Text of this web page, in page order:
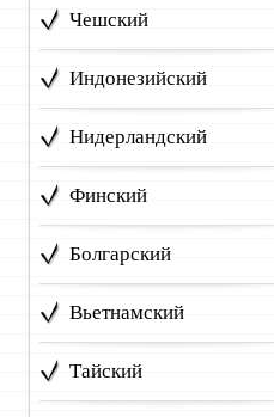
Чешский
Индонезийский
Нидерландский
Финский
Болгарский
Вьетнамский
Тайский